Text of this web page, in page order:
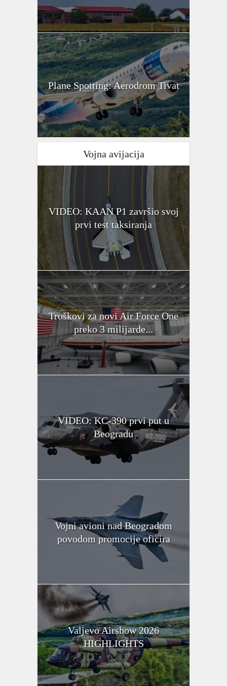
Plane Spotting: Aerodrom Tivat
Vojna avijacija
VIDEO: KAAN P1 završio svoj
prvi test taksiranja
Troškovi za novi Air Force One
preko 3 milijarde...
VIDEO: KC-390 prvi put u
Beogradu
Vojni avioni nad Beogradom
povodom promocije oficira
Valjevo Airshow 2026
HIGHLIGHTS